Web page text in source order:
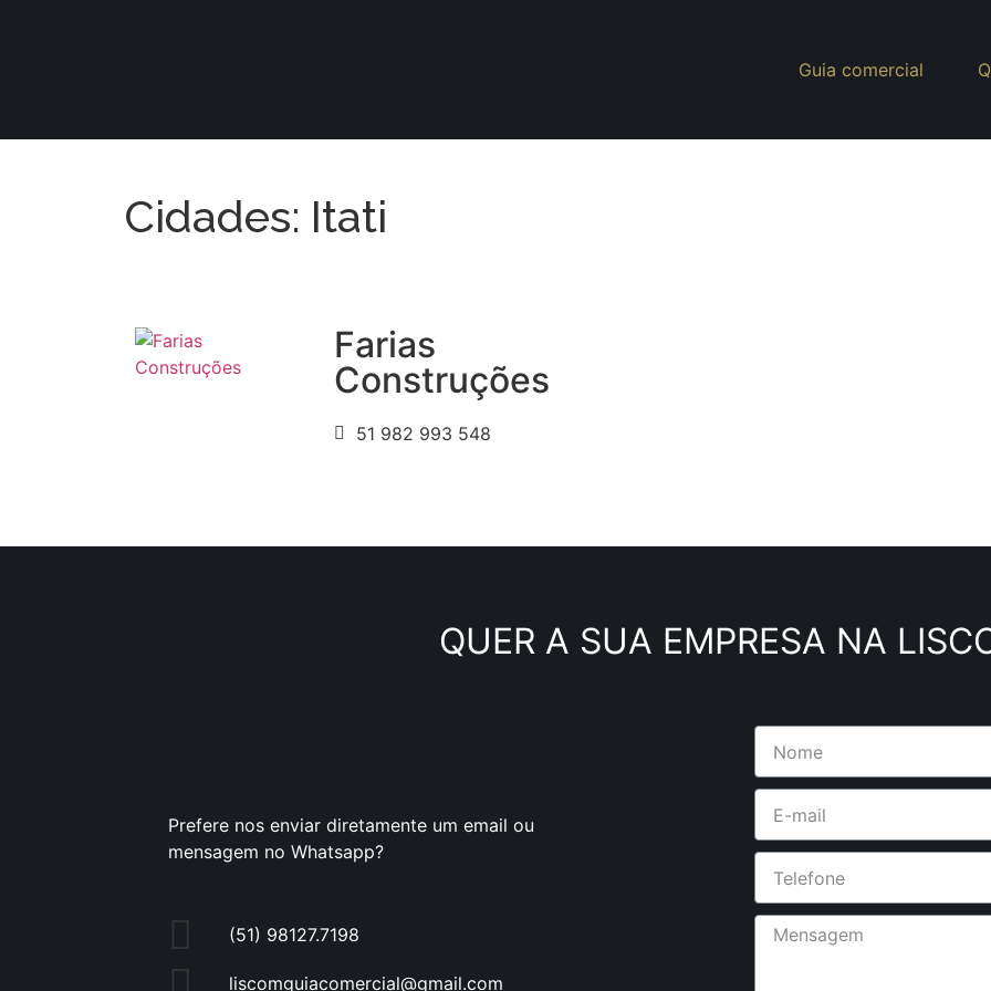
Guia comercial
Cidades: Itati
Farias
Construções
51 982 993 548
QUER A SUA EMPRESA NA
Prefere nos enviar diretamente um email ou
mensagem no Whatsapp?
(51) 98127.7198
liscomguiacomercial@gmail.com